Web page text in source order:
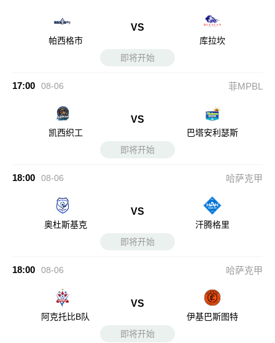
帕西格市
VS
库拉坎
即将开始
17:00 08-06 菲MPBL
凯西织工
VS
巴塔安利瑟斯
即将开始
18:00 08-06 哈萨克甲
奥杜斯基克
VS
汗腾格里
即将开始
18:00 08-06 哈萨克甲
阿克托比B队
VS
伊基巴斯图特
即将开始